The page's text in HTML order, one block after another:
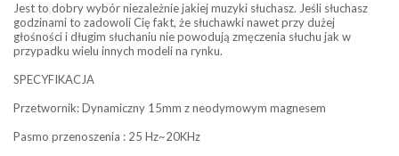
Jest to dobry wybór niezależnie jakiej muzyki słuchasz. Jeśli słuchasz
godzinami to zadowoli Cię fakt, że słuchawki nawet przy dużej
głośności i długim słuchaniu nie powodują zmęczenia słuchu jak w
przypadku wielu innych modeli na rynku.
SPECYFIKACJA
Przetwornik: Dynamiczny 15mm z neodymowym magnesem
Pasmo przenoszenia : 25 Hz~20KHz